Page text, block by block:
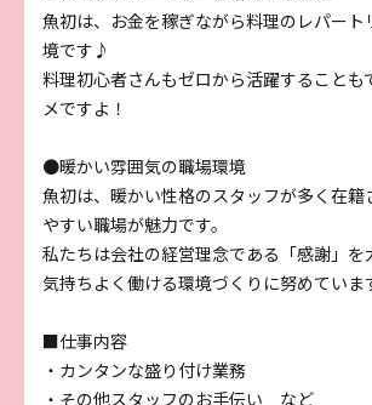
魚初は、お金を稼ぎながら料理のレパート
境です♪
料理初心者さんもゼロから活躍することも
メですよ！
●暖かい雰囲気の職場環境
魚初は、暖かい性格のスタッフが多く在籍
やすい職場が魅力です。
私たちは会社の経営理念である「感謝」を
気持ちよく働ける環境づくりに努めていま
■仕事内容
・カンタンな盛り付け業務
・その他スタッフのお手伝い など